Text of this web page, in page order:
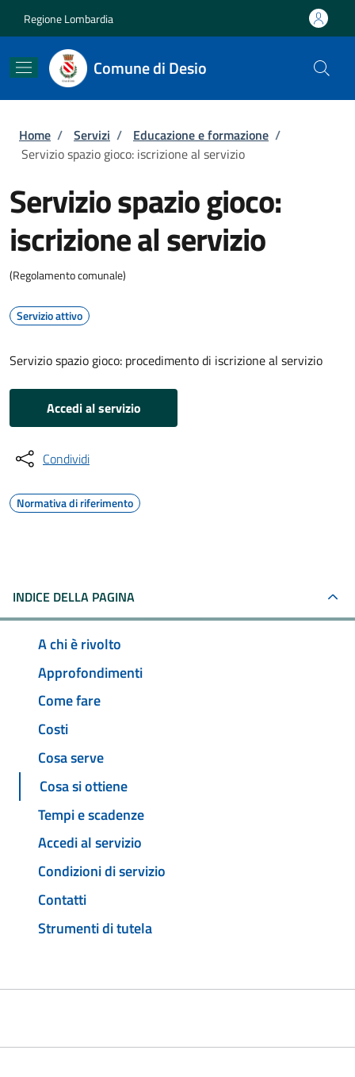
Regione Lombardia
Comune di Desio
Briciole di pane
Home / Servizi / Educazione e formazione /
Servizio spazio gioco: iscrizione al servizio
Servizio spazio gioco:
iscrizione al servizio
(Regolamento comunale)
Servizio attivo
Servizio spazio gioco: procedimento di iscrizione al servizio
Accedi al servizio
Condividi
Normativa di riferimento
INDICE DELLA PAGINA
A chi è rivolto
Approfondimenti
Come fare
Costi
Cosa serve
Cosa si ottiene
Tempi e scadenze
Accedi al servizio
Condizioni di servizio
Contatti
Strumenti di tutela